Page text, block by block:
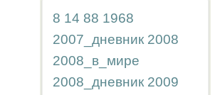
8 14 88 1968
2007_дневник 2008
2008_в_мире
2008_дневник 2009